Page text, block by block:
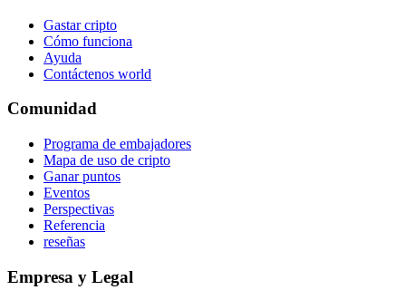
Gastar cripto
Cómo funciona
Ayuda
Contáctenos world
Comunidad
Programa de embajadores
Mapa de uso de cripto
Ganar puntos
Eventos
Perspectivas
Referencia
reseñas
Empresa y Legal